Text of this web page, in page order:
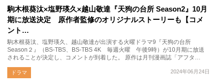
駒木根葵汰×塩野瑛久×越山敬達『天狗の台所 Season2』10月
期に放送決定 原作者監修のオリジナルストーリーも【コメ
ント…
駒木根葵汰、塩野瑛久、越山敬達が出演する火曜ドラマ9『天狗の台所
Season２』（BS-TBS、BS-TBS 4K 毎週火曜 午後9時）が10月期に放送
されることが決定し、コメントが到着した。 原作は月刊漫画誌「アフタ…
2024年06月24日
ドラマ